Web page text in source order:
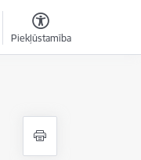
Piekļūstamība